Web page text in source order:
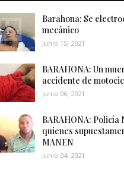
Barahona: Se
mecánico
Junio 15, 2021
BARAHONA: Un
accidente de
Junio 06, 2021
BARAHONA: Policía
quienes
MANEN
Junio 04, 2021